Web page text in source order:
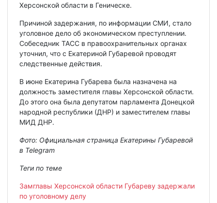
Херсонской области в Геническе.
Причиной задержания, по информации СМИ, стало
уголовное дело об экономическом преступлении.
Собеседник ТАСС в правоохранительных органах
уточнил, что с Екатериной Губаревой проводят
следственные действия.
В июне Екатерина Губарева была назначена на
должность заместителя главы Херсонской области.
До этого она была депутатом парламента Донецкой
народной республики (ДНР) и заместителем главы
МИД ДНР.
Фото: Официальная страница Екатерины Губаревой
в Telegram
Теги по теме
Замглавы Херсонской области Губареву задержали
по уголовному делу